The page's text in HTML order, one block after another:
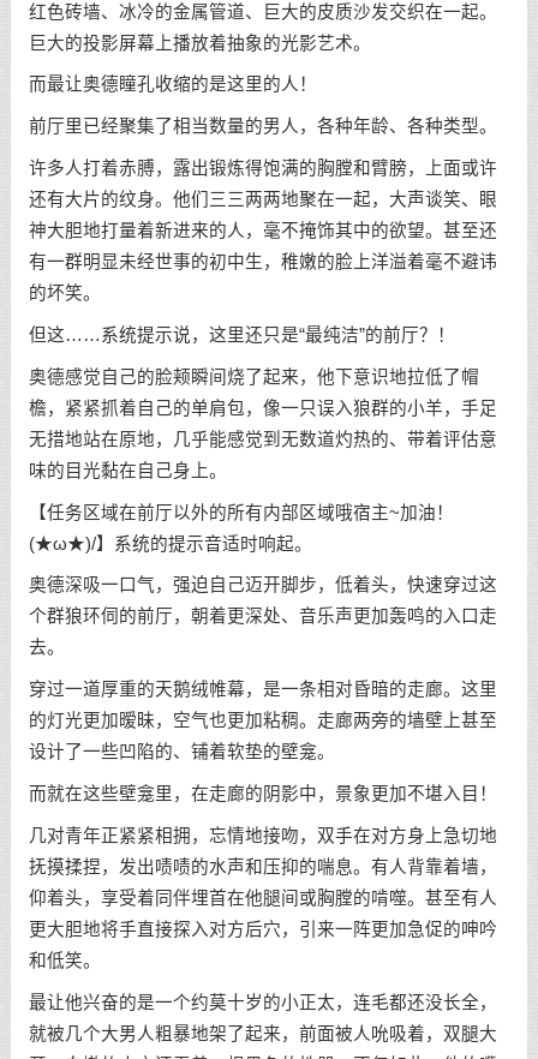
红色砖墙、冰冷的金属管道、巨大的皮质沙发交织在一起。
巨大的投影屏幕上播放着抽象的光影艺术。
而最让奥德瞳孔收缩的是这里的人！
前厅里已经聚集了相当数量的男人，各种年龄、各种类型。
许多人打着赤膊，露出锻炼得饱满的胸膛和臂膀，上面或许
还有大片的纹身。他们三三两两地聚在一起，大声谈笑、眼
神大胆地打量着新进来的人，毫不掩饰其中的欲望。甚至还
有一群明显未经世事的初中生，稚嫩的脸上洋溢着毫不避讳
的坏笑。
但这……系统提示说，这里还只是“最纯洁”的前厅？！
奥德感觉自己的脸颊瞬间烧了起来，他下意识地拉低了帽
檐，紧紧抓着自己的单肩包，像一只误入狼群的小羊，手足
无措地站在原地，几乎能感觉到无数道灼热的、带着评估意
味的目光黏在自己身上。
【任务区域在前厅以外的所有内部区域哦宿主~加油！
(★ω★)/】系统的提示音适时响起。
奥德深吸一口气，强迫自己迈开脚步，低着头，快速穿过这
个群狼环伺的前厅，朝着更深处、音乐声更加轰鸣的入口走
去。
穿过一道厚重的天鹅绒帷幕，是一条相对昏暗的走廊。这里
的灯光更加暧昧，空气也更加粘稠。走廊两旁的墙壁上甚至
设计了一些凹陷的、铺着软垫的壁龛。
而就在这些壁龛里，在走廊的阴影中，景象更加不堪入目！
几对青年正紧紧相拥，忘情地接吻，双手在对方身上急切地
抚摸揉捏，发出啧啧的水声和压抑的喘息。有人背靠着墙，
仰着头，享受着同伴埋首在他腿间或胸膛的啃噬。甚至有人
更大胆地将手直接探入对方后穴，引来一阵更加急促的呻吟
和低笑。
最让他兴奋的是一个约莫十岁的小正太，连毛都还没长全，
就被几个大男人粗暴地架了起来，前面被人吮吸着，双腿大